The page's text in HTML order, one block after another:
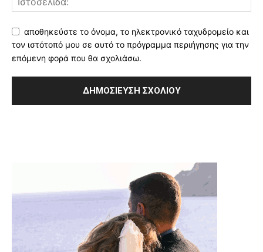
αποθηκεύστε το όνομα, το ηλεκτρονικό ταχυδρομείο και
τον ιστότοπό μου σε αυτό το πρόγραμμα περιήγησης για την
επόμενη φορά που θα σχολιάσω.